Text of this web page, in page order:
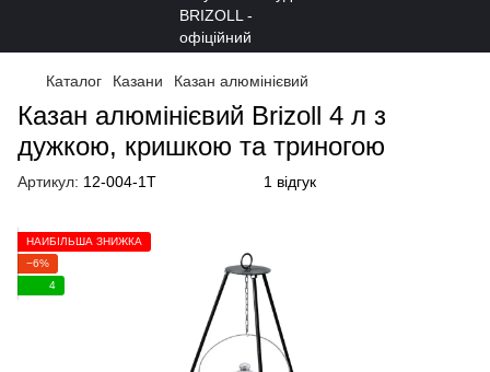
Каталог Казани Казан алюмінієвий
Казан алюмінієвий Brizoll 4 л з
дужкою, кришкою та триногою
Артикул: 12-004-1T 1 відгук
НАЙБІЛЬША ЗНИЖКА
−6%
4